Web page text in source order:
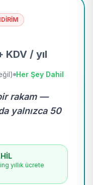
KDV / yıl
Her Şey Dahil
rakam —
yalnızca 50
yıllık ücrete